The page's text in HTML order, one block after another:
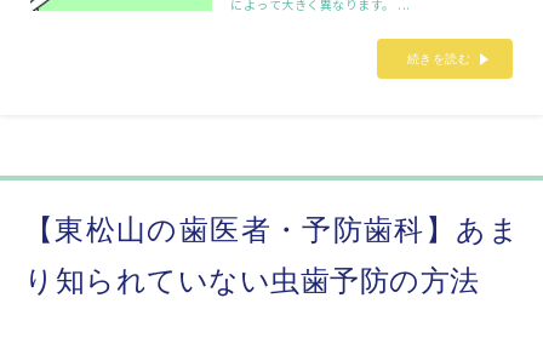
によって大きく異なります。 ...
続きを読む
【東松山の歯医者・予防歯科】あま
り知られていない虫歯予防の方法